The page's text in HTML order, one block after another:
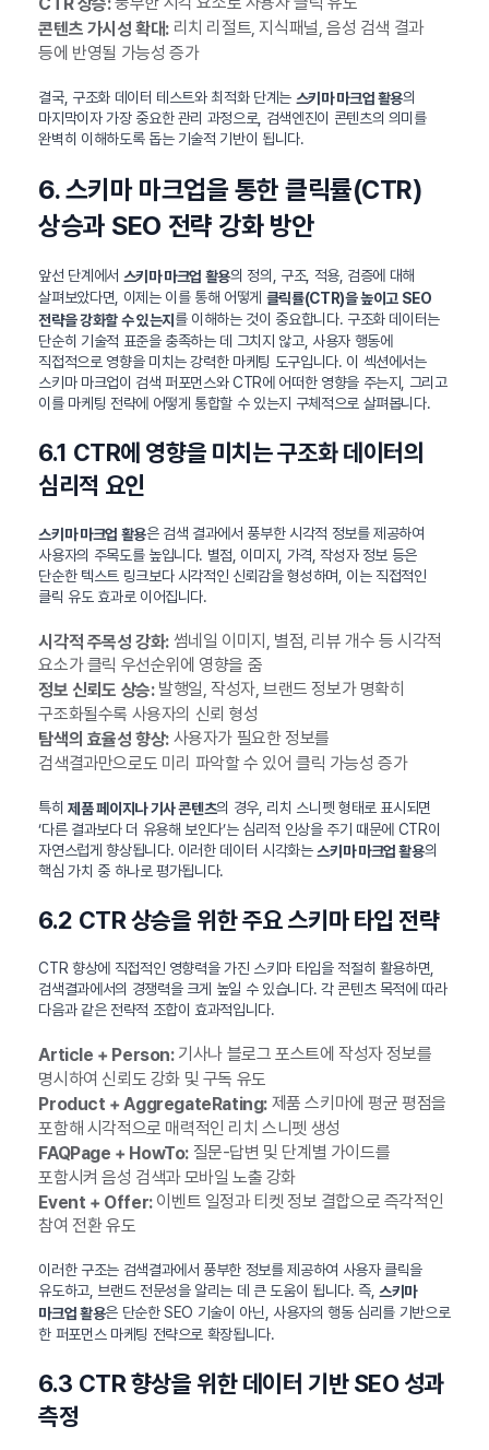
콘텐츠 가시성 확대:리치 리절트, 지식패널, 음성 검색 결과
등에 반영될 가능성 증가
결국, 구조화 데이터 테스트와 최적화 단계는 스키마 마크업 활용의
마지막이자 가장 중요한 관리 과정으로, 검색엔진이 콘텐츠의 의미를
완벽히 이해하도록 돕는 기술적 기반이 됩니다.
6. 스키마 마크업을 통한 클릭률(CTR)
상승과 SEO 전략 강화 방안
앞선 단계에서 스키마 마크업 활용의 정의, 구조, 적용, 검증에 대해
살펴보았다면, 이제는 이를 통해 어떻게 클릭률(CTR)을 높이고 SEO
전략을 강화할 수 있는지 를 이해하는 것이 중요합니다. 구조화 데이터는
단순히 기술적 표준을 충족하는 데 그치지 않고, 사용자 행동에
직접적으로 영향을 미치는 강력한 마케팅 도구입니다. 이 섹션에서는
스키마 마크업이 검색 퍼포먼스와 CTR에 어떠한 영향을 주는지, 그리고
이를 마케팅 전략에 어떻게 통합할 수 있는지 구체적으로 살펴봅니다.
6.1 CTR에 영향을 미치는 구조화 데이터의
심리적 요인
스키마 마크업 활용은 검색 결과에서 풍부한 시각적 정보를 제공하여
사용자의 주목도를 높입니다. 별점, 이미지, 가격, 작성자 정보 등은
단순한 텍스트 링크보다 시각적인 신뢰감을 형성하며, 이는 직접적인
클릭 유도 효과로 이어집니다.
시각적 주목성 강화:썸네일 이미지, 별점, 리뷰 개수 등 시각적
요소가 클릭 우선순위에 영향을 줌
정보 신뢰도 상승:발행일, 작성자, 브랜드 정보가 명확히
구조화될수록 사용자의 신뢰 형성
탐색의 효율성 향상:사용자가 필요한 정보를
검색결과만으로도 미리 파악할 수 있어 클릭 가능성 증가
특히제품 페이지나 기사 콘텐츠의 경우, 리치 스니펫 형태로 표시되면
‘다른 결과보다 더 유용해 보인다’는 심리적 인상을 주기 때문에 CTR이
자연스럽게 향상됩니다. 이러한 데이터 시각화는 스키마 마크업 활용의
핵심 가치 중 하나로 평가됩니다.
6.2 CTR 상승을 위한 주요 스키마 타입 전략
CTR 향상에 직접적인 영향력을 가진 스키마 타입을 적절히 활용하면,
검색결과에서의 경쟁력을 크게 높일 수 있습니다. 각 콘텐츠 목적에 따라
다음과 같은 전략적 조합이 효과적입니다.
Article + Person:기사나 블로그 포스트에 작성자 정보를
명시하여 신뢰도 강화 및 구독 유도
Product + AggregateRating:제품 스키마에 평균 평점을
포함해 시각적으로 매력적인 리치 스니펫 생성
FAQPage + HowTo:질문-답변 및 단계별 가이드를
포함시켜 음성 검색과 모바일 노출 강화
Event + Offer:이벤트 일정과 티켓 정보 결합으로 즉각적인
참여 전환 유도
이러한 구조는 검색결과에서 풍부한 정보를 제공하여 사용자 클릭을
유도하고, 브랜드 전문성을 알리는 데 큰 도움이 됩니다. 즉,스키마
마크업 활용은 단순한 SEO 기술이 아닌, 사용자의 행동 심리를 기반으로
한 퍼포먼스 마케팅 전략으로 확장됩니다.
6.3 CTR 향상을 위한 데이터 기반 SEO 성과
측정